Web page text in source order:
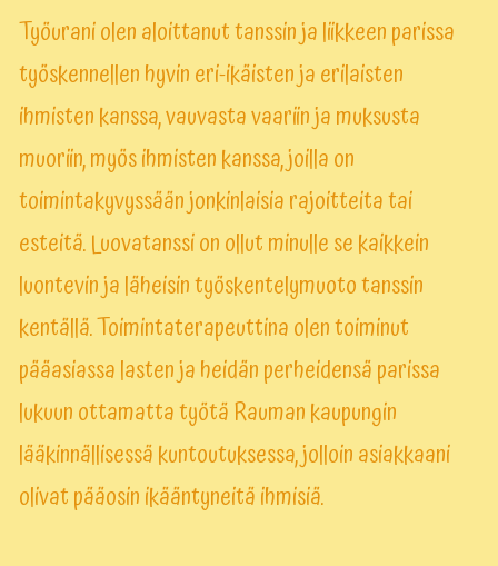
Työurani olen aloittanut tanssin ja liikkeen parissa
työskennellen hyvin eri-ikäisten ja erilaisten
ihmisten kanssa, vauvasta vaariin ja muksusta
muoriin, myös ihmisten kanssa, joilla on
toimintakyvyssään jonkinlaisia rajoitteita tai
esteitä. Luovatanssi on ollut minulle se kaikkein
luontevin ja läheisin työskentelymuoto tanssin
kentällä. Toimintaterapeuttina olen toiminut
pääasiassa lasten ja heidän perheidensä parissa
lukuun ottamatta työtä Rauman kaupungin
lääkinnällisessä kuntoutuksessa, jolloin asiakkaani
olivat pääosin ikääntyneitä ihmisiä.